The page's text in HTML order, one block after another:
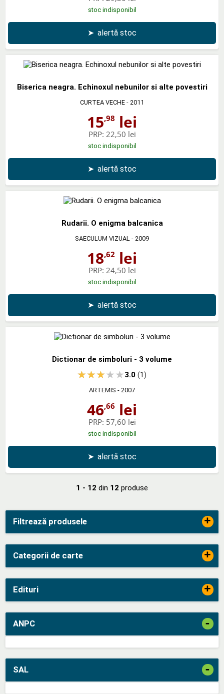
Filtrează produsele +
Categorii de carte +
Edituri +
ANPC -
SAL -
stoc indisponibil
➤ alertă stoc
Biserica neagra. Echinoxul nebunilor si alte povestiri
CURTEA VECHE - 2011
15,98 lei
PRP: 22,50 lei
stoc indisponibil
➤ alertă stoc
Rudarii. O enigma balcanica
SAECULUM VIZUAL - 2009
18,62 lei
PRP: 24,50 lei
stoc indisponibil
➤ alertă stoc
Dictionar de simboluri - 3 volume
3.0(1)
ARTEMIS - 2007
46,66 lei
PRP: 57,60 lei
stoc indisponibil
➤ alertă stoc
1 - 12 din 12 produse